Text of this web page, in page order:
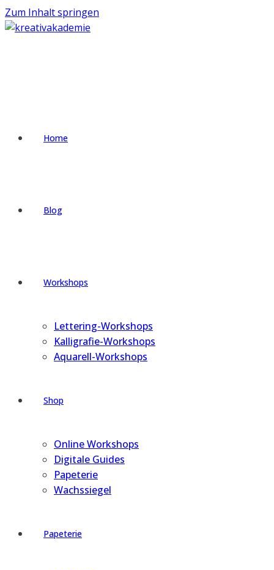
Zum Inhalt springen
Home
Blog
Workshops
Lettering-Workshops
Kalligrafie-Workshops
Aquarell-Workshops
Shop
Online Workshops
Digitale Guides
Papeterie
Wachssiegel
Papeterie